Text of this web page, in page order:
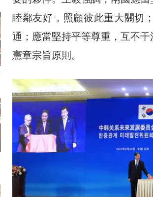
睦鄰友好，照顧彼此重大關切
通；應當堅持平等尊重，互不
憲章宗旨原則。